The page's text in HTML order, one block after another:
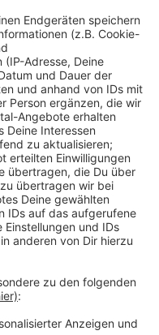
Potsdam
noch jede
sich Luft-
Klimawandel?
Niederschlag und
die verschiedenen
häufiger
noch etwas
zu denen sich
Klimatagung in
austauschen